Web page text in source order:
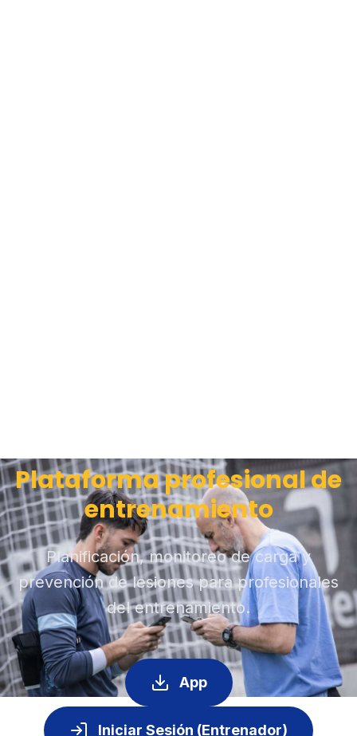
Plataforma profesional de
entrenamiento
Planificación, monitoreo de carga y
prevención de lesiones para profesionales
del entrenamiento.
App
Iniciar Sesión (Entrenador)